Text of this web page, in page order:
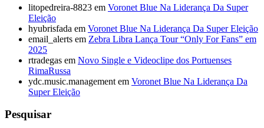
litopedreira-8823 em Voronet Blue Na Liderança Da Super
Eleição
hyubrisfada em Voronet Blue Na Liderança Da Super Eleição
email_alerts em Zebra Libra Lança Tour “Only For Fans” em
2025
rtradegas em Novo Single e Videoclipe dos Portuenses
RimaRussa
ydc.music.management em Voronet Blue Na Liderança Da
Super Eleição
Pesquisar